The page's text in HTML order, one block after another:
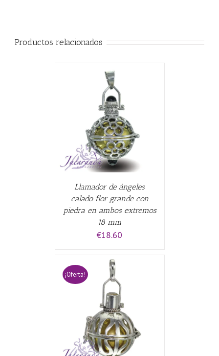
Productos relacionados
Llamador de ángeles
calado flor grande con
piedra en ambos extremos
18 mm
€18.60
¡Oferta!